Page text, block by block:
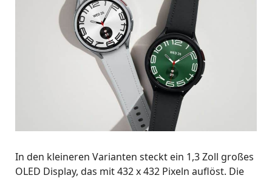
In den kleineren Varianten steckt ein 1,3 Zoll großes
OLED Display, das mit 432 x 432 Pixeln auflöst. Die